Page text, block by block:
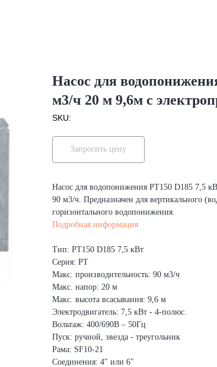
Насос для
м3/ч 20 м 9,6м с
SKU:
Запросить цену
Насос для водопонижения PT150 D185 7,5
90 м3/ч. Предназначен для вертикального
горизонтального водопонижения.
Подробная информация
Тип: PT150 D185 7,5 кВт
Серия: PT
Макс. производительность: 90 м3/ч
Макс. напор: 20 м
Макс. высота всасывания: 9,6 м
Электродвигатель: 7,5 кВт - 4-полюс.
Вольтаж: 400/690В – 50Гц
Пуск: ручной, звезда - треугольник
Рама: SF10-21
Соединения: 4" или 6"